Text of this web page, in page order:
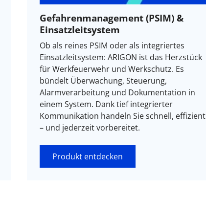
Gefahrenmanagement (PSIM) &
Einsatzleitsystem
Ob als reines PSIM oder als integriertes
Einsatzleitsystem: ARIGON ist das Herzstück
für Werkfeuerwehr und Werkschutz. Es
bündelt Überwachung, Steuerung,
Alarmverarbeitung und Dokumentation in
einem System. Dank tief integrierter
Kommunikation handeln Sie schnell, effizient
– und jederzeit vorbereitet.
Produkt entdecken